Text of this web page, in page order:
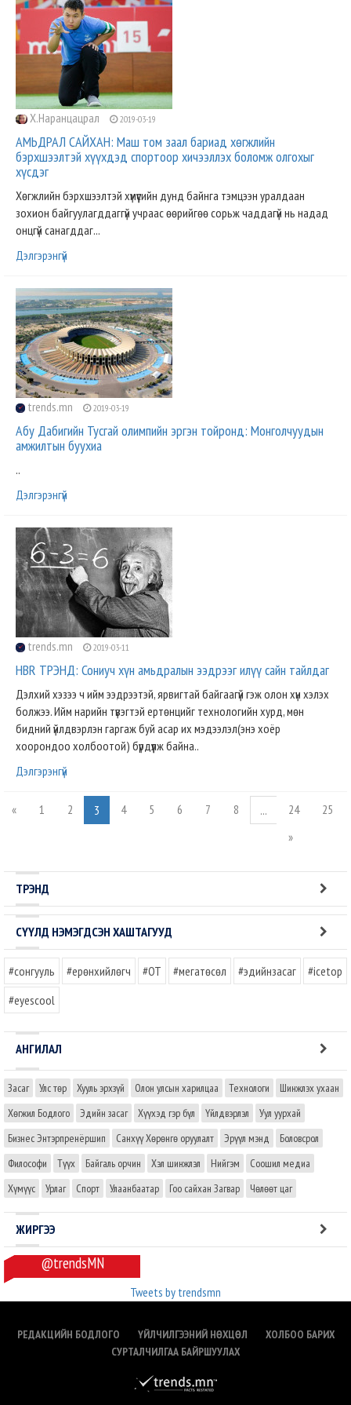
Х.Наранцацрал 2019-03-19
АМЬДРАЛ САЙХАН: Маш том заал бариад хөгжлийн
бэрхшээлтэй хүүхдэд спортоор хичээллэх боломж олгохыг
хүсдэг
Хөгжлийн бэрхшээлтэй хүмүүсийн дунд байнга тэмцээн уралдаан
зохион байгуулагддаггүй учраас өөрийгөө сорьж чаддагүй нь надад
онцгүй санагддаг...
Дэлгэрэнгүй
trends.mn 2019-03-19
Абу Дабигийн Тусгай олимпийн эргэн тойронд: Монголчуудын
амжилтын буухиа
..
Дэлгэрэнгүй
trends.mn 2019-03-11
HBR ТРЭНД: Сониуч хүн амьдралын ээдрээг илүү сайн тайлдаг
Дэлхий хэзээ ч ийм ээдрээтэй, ярвигтай байгаагүй гэж олон хүн хэлэх
болжээ. Ийм нарийн түвэгтэй ертөнцийг технологийн хурд, мөн
бидний үйлдвэрлэн гаргаж буй асар их мэдээлэл(энэ хоёр
хоорондоо холбоотой) бүрдүүлж байна..
Дэлгэрэнгүй
« 1 2 3 4 5 6 7 8 ... 24
25
»
ТРЭНД
СҮҮЛД НЭМЭГДСЭН ХАШТАГУУД
#сонгууль #ерөнхийлөгч #OT #мегатөсөл #эдийнзасаг
#icetop
#eyescool
АНГИЛАЛ
Засаг Улс төр Хууль эрхзүй Олон улсын харилцаа Технологи
Шинжлэх ухаан
Хөгжил Бодлого
Эдийн засаг Хүүхэд гэр бүл Үйлдвэрлэл
Уул уурхай
Бизнес Энтэрпренёршип
Санхүү Хөрөнгө оруулалт Эрүүл мэнд
Боловсрол
Философи
Түүх Байгаль орчин Хэл шинжлэл Нийгэм
Соошил медиа
Хүмүүс
Урлаг Спорт Улаанбаатар Гоо сайхан Загвар Чөлөөт цаг
ЖИРГЭЭ
@trendsMN
Tweets by trendsmn
РЕДАКЦИЙН БОДЛОГО ҮЙЛЧИЛГЭЭНИЙ НӨХЦӨЛ
ХОЛБОО БАРИХ
СУРТАЛЧИЛГАА БАЙРШУУЛАХ